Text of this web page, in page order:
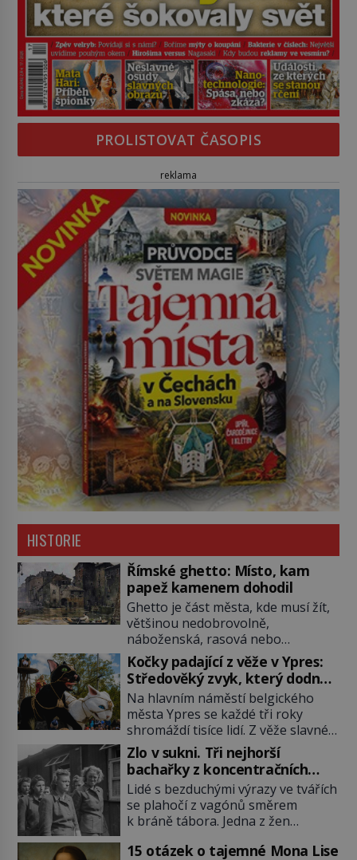
PROLISTOVAT ČASOPIS
reklama
HISTORIE
Římské ghetto: Místo, kam
papež kamenem dohodil
Ghetto je část města, kde musí žít,
většinou nedobrovolně,
náboženská, rasová nebo
národnostní menšina obyvatel.
Bohaté historické zkušenosti mají s
takovým životem Židé. Už od
středověku jsou totiž v každou
chvíli nuceni v nějakém žít. Mezi ty
nejslavnější patří i římské ghetto
založené v roce 1555. Pokud jde o
vztah k Židům, nemá se Řím čím
chlubit. […]
Kočky padající z věže v Ypres:
Středověký zvyk, který dodnes
budí rozpaky
Na hlavním náměstí belgického
města Ypres se každé tři roky
shromáždí tisíce lidí. Z věže slavné
tržnice létají do davu kočky, diváci
jásají a snaží se je chytit. Naštěstí
už nejde o živá zvířata, ale jenom o
plyšové suvenýry. Kdysi to ale bylo
jinak. Tato veselá podívaná
připomíná jeden z nejpodivnějších
a zároveň nejkrutějších zvyků […]
Zlo v sukni. Tři nejhorší
bachařky z koncentračních
táborů
Lidé s bezduchými výrazy ve tvářích
se plahočí z vagónů směrem
k bráně tábora. Jedna z žen
jejich oči se setkají. Místo soucitu
15 otázek o tajemné Mona Lise